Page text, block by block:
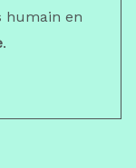
humain en
.